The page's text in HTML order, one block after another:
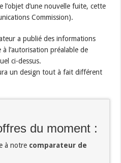
d’une nouvelle fuite, cette
Commission).
a publié des informations
l’autorisation préalable de
ci-dessus.
un design tout à fait différent
du moment :
à notre comparateur de